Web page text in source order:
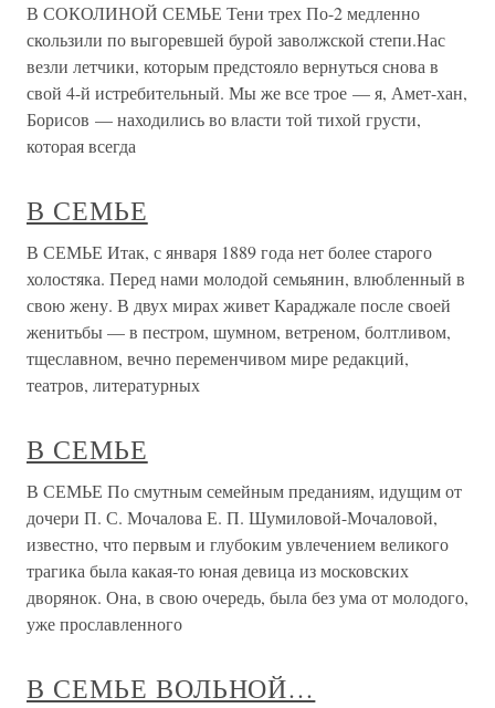
В СОКОЛИНОЙ СЕМЬЕ Тени трех По-2 медленно
скользили по выгоревшей бурой заволжской степи.Нас
везли летчики, которым предстояло вернуться снова в
свой 4-й истребительный. Мы же все трое — я, Амет-хан,
Борисов — находились во власти той тихой грусти,
которая всегда
В СЕМЬЕ
В СЕМЬЕ Итак, с января 1889 года нет более старого
холостяка. Перед нами молодой семьянин, влюбленный в
свою жену. В двух мирах живет Караджале после своей
женитьбы — в пестром, шумном, ветреном, болтливом,
тщеславном, вечно переменчивом мире редакций,
театров, литературных
В СЕМЬЕ
В СЕМЬЕ По смутным семейным преданиям, идущим от
дочери П. С. Мочалова Е. П. Шумиловой-Мочаловой,
известно, что первым и глубоким увлечением великого
трагика была какая-то юная девица из московских
дворянок. Она, в свою очередь, была без ума от молодого,
уже прославленного
В СЕМЬЕ ВОЛЬНОЙ…